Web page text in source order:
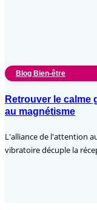
Blog Bien-être
Retrouver le calme
au magnétisme
L'alliance de l'attention
vibratoire décuple la